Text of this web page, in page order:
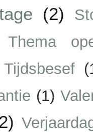
(2)
Thema
Tijdsbesef
(1)